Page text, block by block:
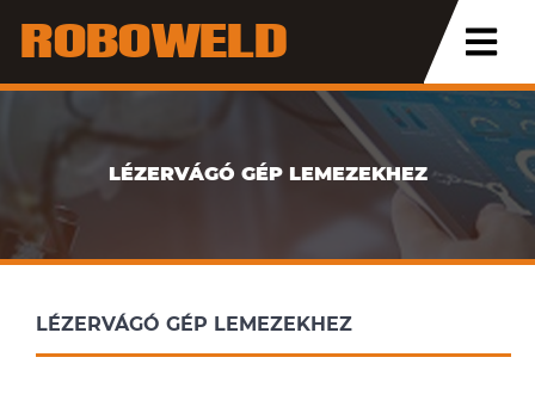
ROBOWELD
LÉZERVÁGÓ GÉP LEMEZEKHEZ
LÉZERVÁGÓ GÉP LEMEZEKHEZ
LÉZERVÁGÓ GÉP LEMEZEKHEZ
LÉZERVÁGÓ GÉP LEMEZEKHEZ